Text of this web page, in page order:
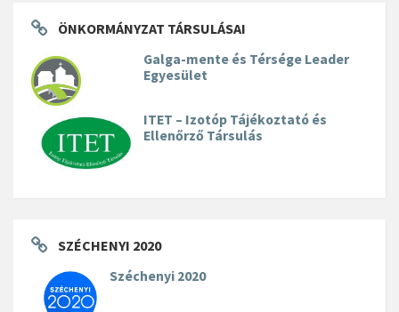
ÖNKORMÁNYZAT TÁRSULÁSAI
Galga-mente és Térsége Leader
Egyesület
ITET – Izotóp Tájékoztató és
Ellenőrző Társulás
SZÉCHENYI 2020
Széchenyi 2020